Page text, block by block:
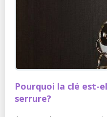
Pourquoi la clé est-
serrure?